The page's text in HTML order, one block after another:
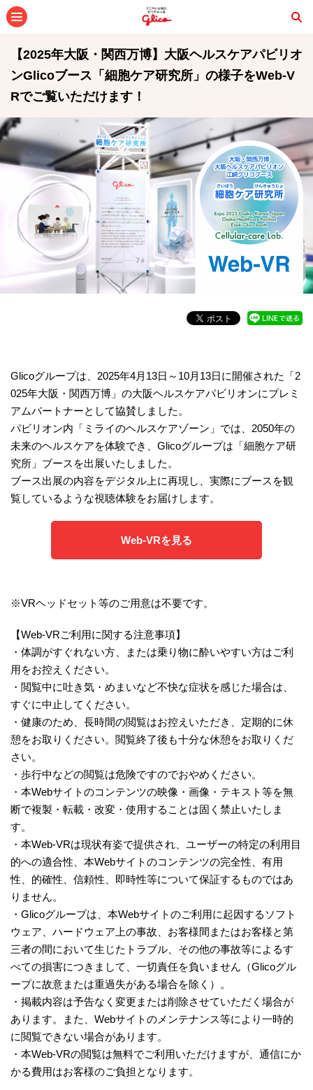
【2025年大阪・関西万博】大阪ヘルスケアパビリオ
ンGlicoブース「細胞ケア研究所」の様子をWeb-V
Rでご覧いただけます！
Glicoグループは、2025年4月13日～10月13日に開催された「2
025年大阪・関西万博」の大阪ヘルスケアパビリオンにプレミ
アムパートナーとして協賛しました。
パビリオン内「ミライのヘルスケアゾーン」では、2050年の
未来のヘルスケアを体験でき、Glicoグループは「細胞ケア研
究所」ブースを出展いたしました。
ブース出展の内容をデジタル上に再現し、実際にブースを観
覧しているような視聴体験をお届けします。
Web-VRを見る
※VRヘッドセット等のご用意は不要です。
【Web-VRご利用に関する注意事項】
・体調がすぐれない方、または乗り物に酔いやすい方はご利
用をお控えください。​​
・閲覧中に吐き気・めまいなど不快な症状を感じた場合は、
すぐに中止してください。​​
・健康のため、長時間の閲覧はお控えいただき、定期的に休
憩をお取りください。閲覧終了後も十分な休憩をお取りくだ
さい。​​
・歩行中などの閲覧は危険ですのでおやめください。​​
・本Webサイトのコンテンツの映像・画像・テキスト等を無
断で複製・転載・改変・使用することは固く禁止いたしま
す。​​
・本Web-VRは現状有姿で提供され、ユーザーの特定の利用目
的への適合性、本Webサイトのコンテンツの完全性、有用
性、的確性、信頼性、即時性等について保証するものではあ
りません。​
・Glicoグループは、本Webサイトのご利用に起因するソフト
ウェア、ハードウェア上の事故、お客様間またはお客様と第
三者の間において生じたトラブル、その他の事故等によるす
べての損害につきまして、一切責任を負いません（Glicoグル
ープに故意または重過失がある場合を除く）。​​
・掲載内容は予告なく変更または削除させていただく場合が
あります。また、Webサイトのメンテナンス等により一時的
に閲覧できない場合があります。​​
・本Web-VRの閲覧は無料でご利用いただけますが、通信にか
かる費用はお客様のご負担となります。​​